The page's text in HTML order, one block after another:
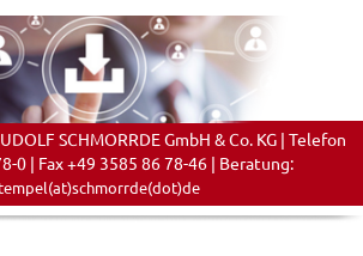
SCHMORRDE GmbH & Co. KG | Telefon
0 | Fax +49 3585 86 78-46 | Beratung: